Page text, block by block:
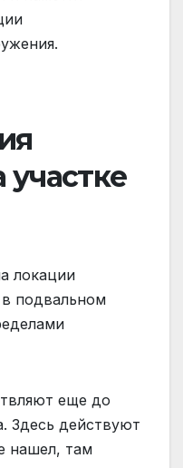
локации
подвальном
еще до
Здесь действуют
нашел, там